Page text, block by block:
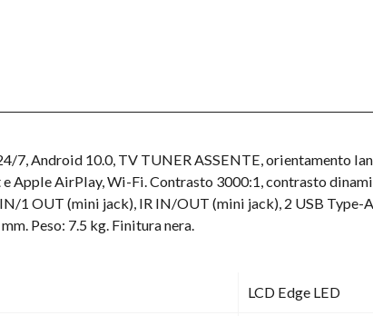
7, Android 10.0, TV TUNER ASSENTE, orientamento
Apple AirPlay, Wi-Fi. Contrasto 3000:1, contrasto
1 OUT (mini jack), IR IN/OUT (mini jack), 2 USB Type-
Peso: 7.5 kg. Finitura nera.
LCD Edge LED